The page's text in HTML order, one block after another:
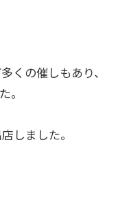
くの催しもあり、
。
しました。